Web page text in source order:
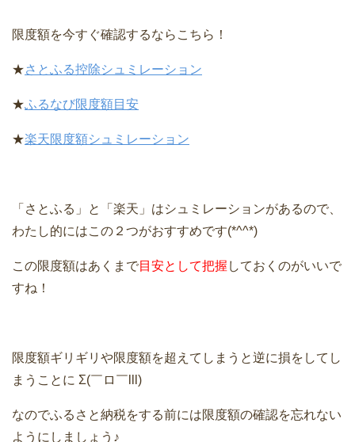
限度額を今すぐ確認するならこちら！
★さとふる控除シュミレーション
★ふるなび限度額目安
★楽天限度額シュミレーション
「さとふる」と「楽天」はシュミレーションがあるので、
わたし的にはこの２つがおすすめです(*^^*)
この限度額はあくまで目安として把握 しておくのがいいで
すね！
限度額ギリギリや限度額を超えてしまうと逆に損をしてし
まうことに Σ(￣ロ￣lll)
なのでふるさと納税をする前には限度額の確認を忘れない
ようにしましょう♪